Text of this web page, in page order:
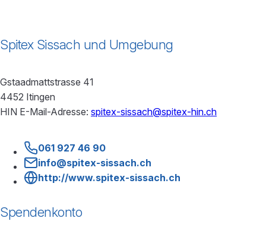
Spitex Sissach und Umgebung
Gstaadmattstrasse 41
4452 Itingen
HIN E-Mail-Adresse: spitex-sissach@spitex-hin.ch
061 927 46 90
info@spitex-sissach.ch
http://www.spitex-sissach.ch
Spendenkonto